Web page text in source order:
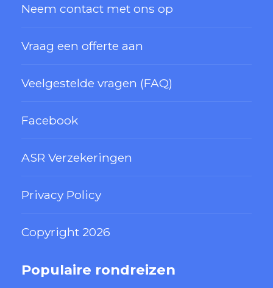
Neem contact met ons op
Vraag een offerte aan
Veelgestelde vragen (FAQ)
Facebook
ASR Verzekeringen
Privacy Policy
Copyright 2026
Populaire rondreizen